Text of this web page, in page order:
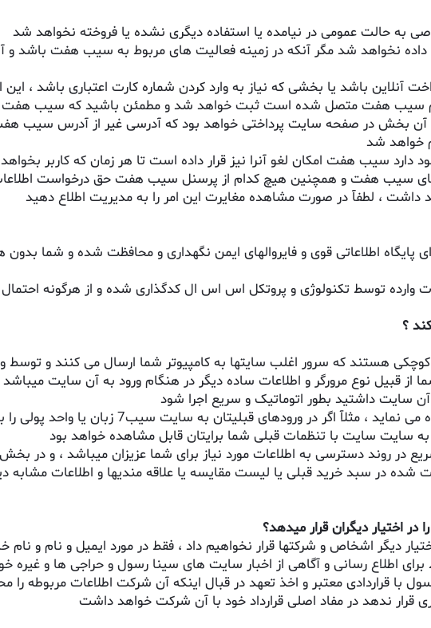
به حالت عمومی در نیامده یا استفاده دیگری نشده یا فروخته نخواهد شد
نخواهد شد مگر آنکه در زمینه فعالیت های مربوط به سیب هفت باشد و
به بخش پرداخت آنلاین باشد یا بخشی که نیاز به وارد کردن شماره کارت اعتباری
سیب هفت متصل شده است ثبت خواهد شد و مطمئن باشید که سیب هفت به
آن بخش در صفحه سایت پرداختی خواهد بود که آدرسی غیر از آدرس
خواهد شد
سیب هفت امکان لغو آنرا نیز قرار داده است تا هر زمان که کاربر بخواهد
سیب هفت و همچنین هیچ کدام از پرسنل سیب هفت حق درخواست اطلاعات
داشت ، لطفآ در صورت مشاهده مغایرت این امر را به مدیریت اطلاع دهید
پایگاه اطلاعاتی قوی و فایروالهای ایمن نگهداری و محافظت شده و شما
وارده توسط تکنولوژی و پروتکل اس اس ال کدگذاری شده و از هرگونه
؟
هستند که سرور اغلب سایتها به کامپیوتر شما ارسال می کنند و توسط
از قبیل نوع مرورگر و اطلاعات ساده دیگر در هنگام ورود به آن سایت
سایت داشتید بطور اتوماتیک و سریع اجرا شود
ورودهای قبلیتان به سایت سیب7 زبان یا واحد پولی را به زبان یا واحد پولی مورد
به سایت سایت با تنظمات قبلی شما برایتان قابل مشاهده خواهد بود
در روند دسترسی به اطلاعات مورد نیاز برای شما عزیزان میباشد ، و در
شده در سبد خرید قبلی یا لیست مقایسه یا علاقه مندیها و اطلاعات مشابه
در اختیار دیگران قرار میدهد؟
دیگر اشخاص و شرکتها قرار نخواهیم داد ، فقط در مورد ایمیل و نام و
اطلاع رسانی و آگاهی از اخبار سایت های سینا رسول و حراجی ها و غیره
با قراردادی معتبر و اخذ تعهد در قبال اینکه آن شرکت اطلاعات مربوطه را
قرار ندهد در مفاد اصلی قرارداد خود با آن شرکت خواهد داشت